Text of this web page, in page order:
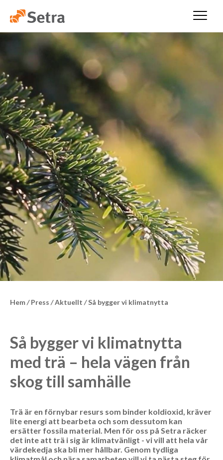
Hem/ Press /Aktuellt /Så bygger vi klimatnytta
Så bygger vi klimatnytta
med trä – hela vägen från
skog till samhälle
Trä är en förnybar resurs som binder koldioxid, kräver
lite energi att bearbeta och som dessutom kan
ersätter fossila material. Men för oss på Setra räcker
det inte att trä i sig är klimatvänligt - vi vill att hela vår
värdekedja ska bli mer hållbar. Genom tydliga